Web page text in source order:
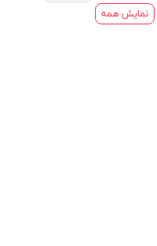
نمایش همه